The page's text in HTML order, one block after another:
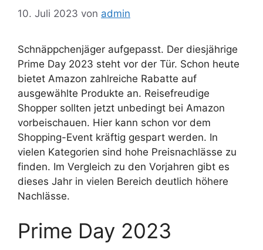
10. Juli 2023 von admin
Schnäppchenjäger aufgepasst. Der diesjährige
Prime Day 2023 steht vor der Tür. Schon heute
bietet Amazon zahlreiche Rabatte auf
ausgewählte Produkte an. Reisefreudige
Shopper sollten jetzt unbedingt bei Amazon
vorbeischauen. Hier kann schon vor dem
Shopping-Event kräftig gespart werden. In
vielen Kategorien sind hohe Preisnachlässe zu
finden. Im Vergleich zu den Vorjahren gibt es
dieses Jahr in vielen Bereich deutlich höhere
Nachlässe.
Prime Day 2023